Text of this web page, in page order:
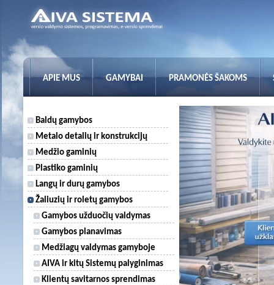
APIE MUS GAMYBAI PRAMONĖS ŠAKOMS
Baldų gamybos
Metalo detalių ir konstrukcijų
Medžio gaminių
Plastiko gaminių
Langų ir durų gamybos
Žaliuzių ir roletų gamybos
Gamybos užduočių valdymas
Gamybos planavimas
Medžiagų valdymas gamyboje
AIVA ir kitų Sistemų palyginimas
Klientų savitarnos sprendimas